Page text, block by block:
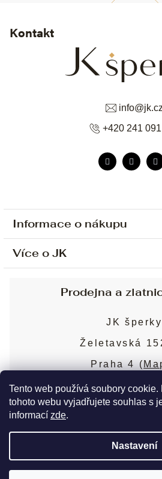
Tento web používá soubory
tohoto webu vyjadřujete souhlas s
informací zde.
Nastavení
Informace o nákupu
Ochrana osobních údajů
Sjednání osobní schůzky
Obchodní podmínky
Puncovní značky
Více o JK
Blog
Nejčastější dotazy
Kontakt
info@jk.cz
+420 241
Prodejna a
JK šperky
Želetavská
Praha 4 (
Více o
Copyright 2026JK šperky
Upravit